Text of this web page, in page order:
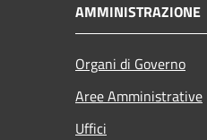
AMMINISTRAZIONE
Organi di Governo
Aree Amministrative
Uffici